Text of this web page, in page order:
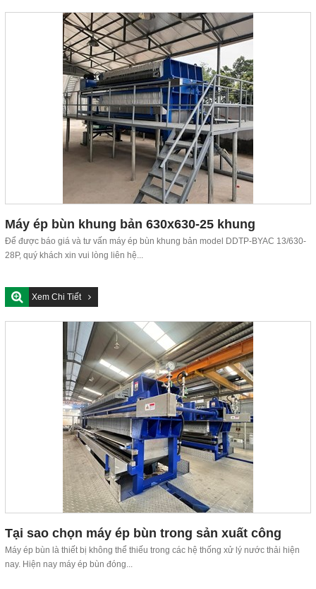
Máy ép bùn khung bản 630x630-25 khung
Để được báo giá và tư vấn máy ép bùn khung bản model DDTP-BYAC 13/630-
28P, quý khách xin vui lòng liên hệ...
Xem Chi Tiết
Tại sao chọn máy ép bùn trong sản xuất công
nghiệp
Máy ép bùn là thiết bị không thể thiếu trong các hệ thống xử lý nước thải hiện
nay. Hiện nay máy ép bùn đóng...